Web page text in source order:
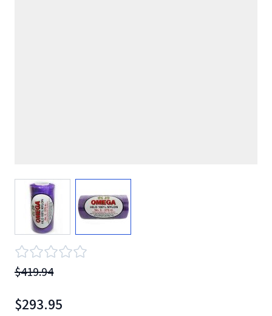
View larger image
$419.94
$293.95